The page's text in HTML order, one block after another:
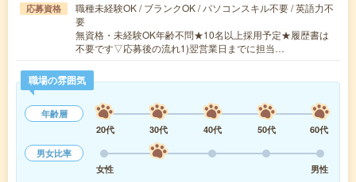
応募資格
職種未経験OK / ブランクOK / パソコンスキル不要 / 英語力不
要
無資格・未経験OK年齢不問★10名以上採用予定★履歴書は
不要です▽応募後の流れ1)翌営業日までに担当…
職場の雰囲気
年齢層
20代
30代 40代 50代
60代
男女比率
女性
男性